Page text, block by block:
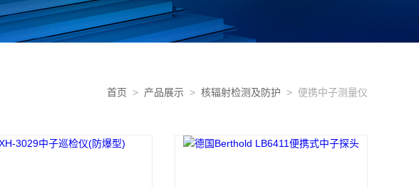
首页 > 产品展示 > 核辐射检测及防护 > 便携中子测量仪